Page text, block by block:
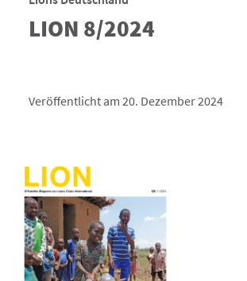
LION 8/2024
Veröffentlicht am 20. Dezember 2024